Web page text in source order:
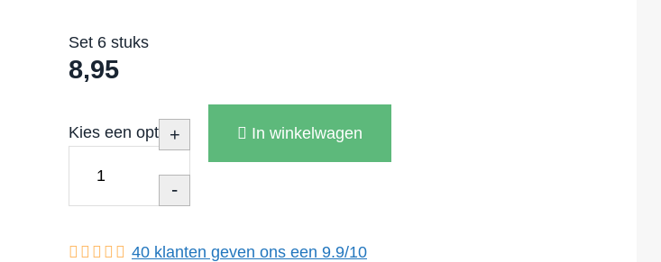
Set 6 stuks
8,95
Kies een optie+
-
In winkelwagen
40 klanten geven ons een 9.9/10